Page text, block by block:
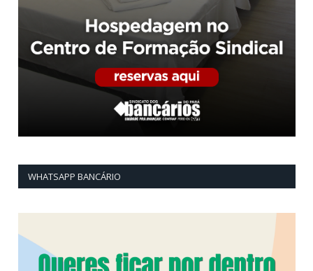
WHATSAPP BANCÁRIO